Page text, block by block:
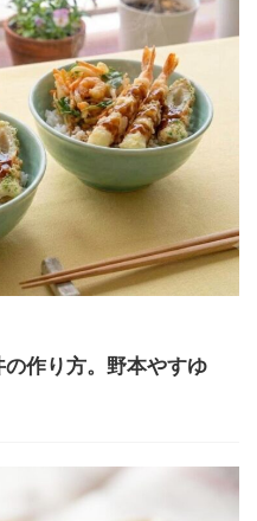
の作り方。野本やすゆ